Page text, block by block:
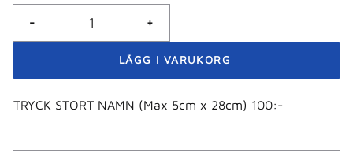
+
-
TRYCK STORT NAMN (Max 5cm x 28cm) 100:-